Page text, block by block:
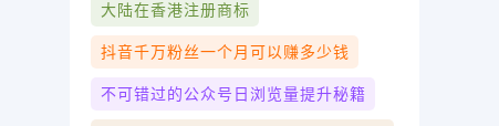
大陆在香港注册商标
抖音千万粉丝一个月可以赚多少钱
不可错过的公众号日浏览量提升秘籍